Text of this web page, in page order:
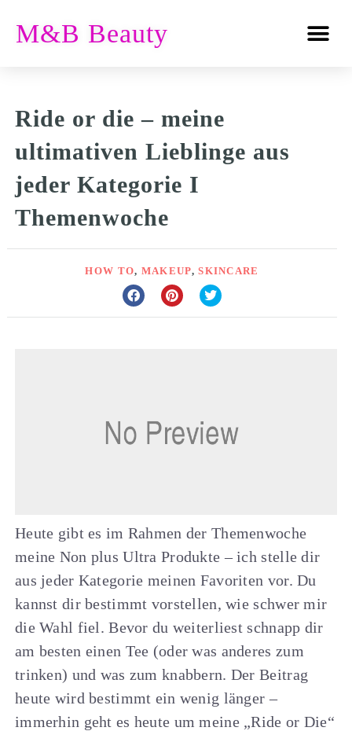
M&B Beauty
Ride or die – meine
ultimativen Lieblinge aus
jeder Kategorie I
Themenwoche
HOW TO, MAKEUP,SKINCARE
Heute gibt es im Rahmen der Themenwoche
meine Non plus Ultra Produkte – ich stelle dir
aus jeder Kategorie meinen Favoriten vor. Du
kannst dir bestimmt vorstellen, wie schwer mir
die Wahl fiel.Bevor du weiterliest schnapp dir
am besten einen Tee (oder was anderes zum
trinken) und was zum knabbern. Der Beitrag
heute wird bestimmt ein wenig länger –
immerhin geht es heute um meine „Ride or Die“